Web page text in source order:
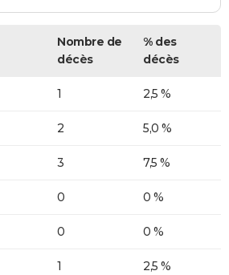
Nombre de
décès
% des
décès
1 2,5 %
2 5,0 %
3 7,5 %
0 0 %
0 0 %
1 2,5 %